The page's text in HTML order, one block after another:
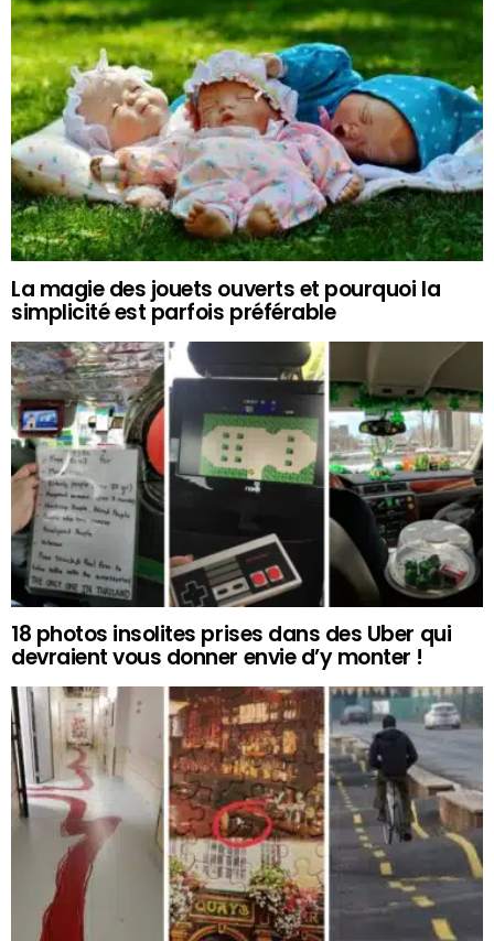
La magie des jouets ouverts et pourquoi la
simplicité est parfois préférable
18 photos insolites prises dans des Uber qui
devraient vous donner envie d’y monter !